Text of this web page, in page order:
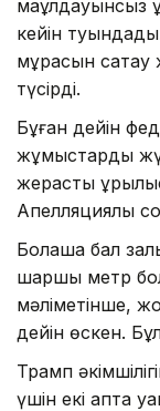
мақұлдауынсыз
кейін
мұрасын сақтау
түсірді.
Бұған дейін
жұмыстарды
жерасты
Апелляциялық
Болашақ бал
шаршы метр
мәліметінше,
дейін өскен.
Трамп
үшін екі апта